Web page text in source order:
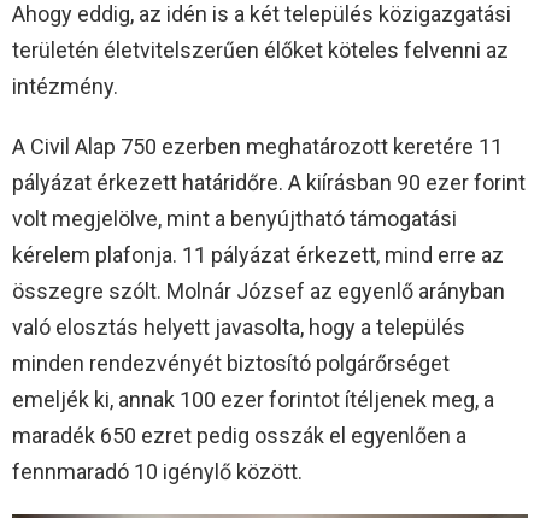
Ahogy eddig, az idén is a két település közigazgatási
területén életvitelszerűen élőket köteles felvenni az
intézmény.
A Civil Alap 750 ezerben meghatározott keretére 11
pályázat érkezett határidőre. A kiírásban 90 ezer forint
volt megjelölve, mint a benyújtható támogatási
kérelem plafonja. 11 pályázat érkezett, mind erre az
összegre szólt. Molnár József az egyenlő arányban
való elosztás helyett javasolta, hogy a település
minden rendezvényét biztosító polgárőrséget
emeljék ki, annak 100 ezer forintot ítéljenek meg, a
maradék 650 ezret pedig osszák el egyenlően a
fennmaradó 10 igénylő között.